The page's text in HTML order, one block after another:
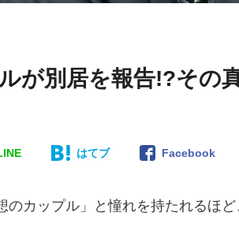
が別居を報告!?その
はてブ Facebook
のカップル」と憧れを持たれるほ